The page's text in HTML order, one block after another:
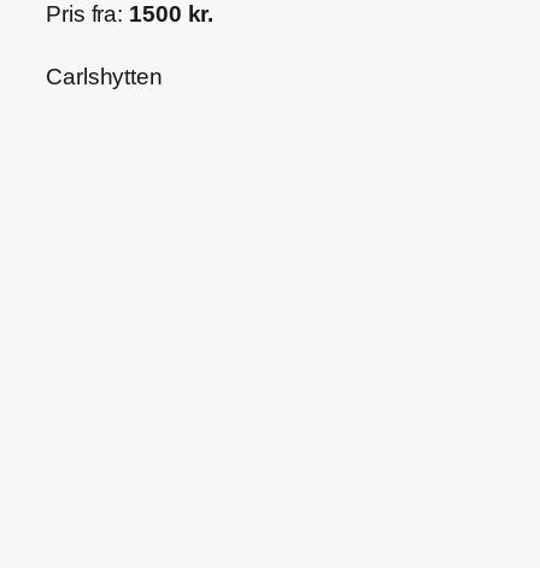
Pris fra: 1500 kr.
Carlshytten